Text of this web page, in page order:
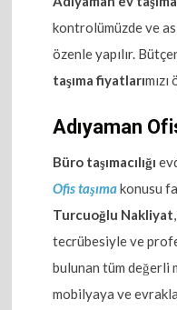
kontrolümüzde ve
özenle yapılır.
taşıma fiyatları
Adıyaman
Büro taşımacılığı
Ofis taşımakonusu
Turcuoğlu Nakliyat
tecrübesiyle ve
bulunan tüm değerli
mobilyaya ve